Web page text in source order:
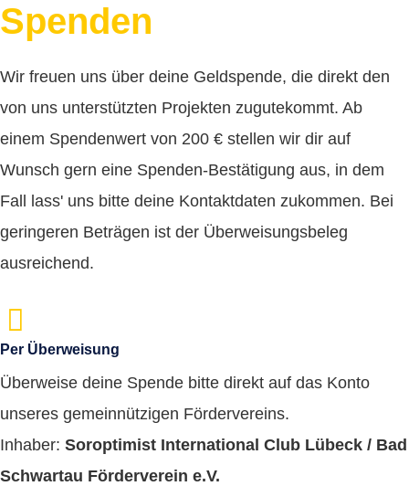
Spenden
Wir freuen uns über deine Geldspende, die direkt den
von uns unterstützten Projekten zugutekommt. Ab
einem Spendenwert von 200 € stellen wir dir auf
Wunsch gern eine Spenden-Bestätigung aus, in dem
Fall lass' uns bitte deine Kontaktdaten zukommen. Bei
geringeren Beträgen ist der Überweisungsbeleg
ausreichend.
Per Überweisung
Überweise deine Spende bitte direkt auf das Konto
unseres gemeinnützigen Fördervereins.
Inhaber: Soroptimist International Club Lübeck / Bad
Schwartau Förderverein e.V.